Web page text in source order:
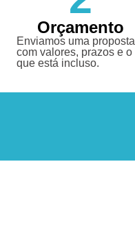
Orçamento
Enviamos uma proposta
com valores, prazos e o
que está incluso.